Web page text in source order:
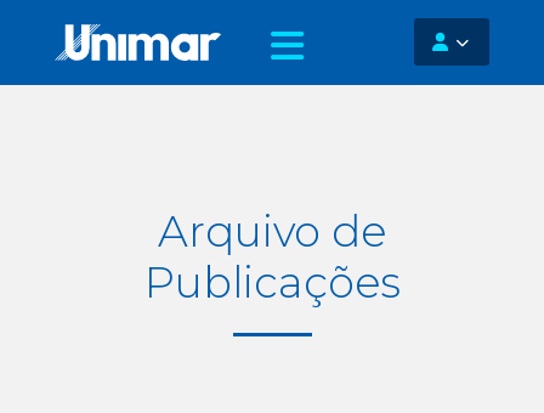
Arquivo de
Publicações